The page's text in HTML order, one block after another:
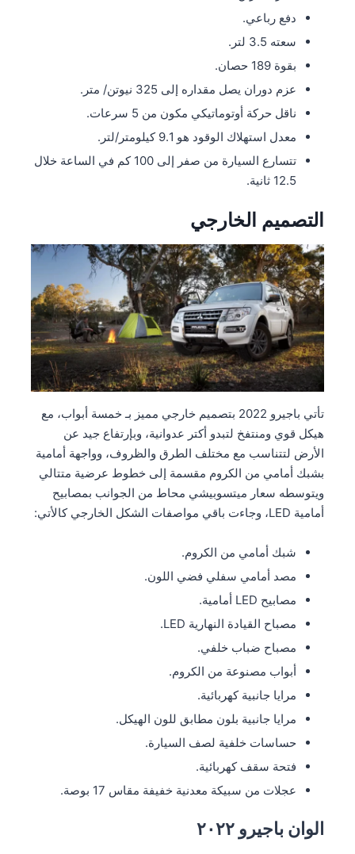
دفع رباعي.
سعته 3.5 لتر.
بقوة 189 حصان.
عزم دوران يصل مقداره إلى 325 نيوتن/ متر.
ناقل حركة أوتوماتيكي مكون من 5 سرعات.
معدل استهلاك الوقود هو 9.1 كيلومتر/لتر.
تتسارع السيارة من صفر إلى 100 كم في الساعة خلال
12.5 ثانية.
التصميم الخارجي
تأتي باجيرو 2022 بتصميم خارجي مميز بـ خمسة أبواب، مع
هيكل قوي ومنتفخ لتبدو أكتر عدوانية، وبإرتفاع جيد عن
الأرض لتتناسب مع مختلف الطرق والظروف، وواجهة أمامية
بشبك أمامي من الكروم مقسمة إلى خطوط عرضية متتالي
ويتوسطه سعار ميتسوبيشي محاط من الجوانب بمصابيح
أمامية LED، وجاءت باقي مواصفات الشكل الخارجي كالأتي:
شبك أمامي من الكروم.
مصد أمامي سفلي فضي اللون.
مصابيح LED أمامية.
مصباح القيادة النهارية LED.
مصباح ضباب خلفي.
أبواب مصنوعة من الكروم.
مرايا جانبية كهربائية.
مرايا جانبية بلون مطابق للون الهيكل.
حساسات خلفية لصف السيارة.
فتحة سقف كهربائية.
عجلات من سبيكة معدنية خفيفة مقاس 17 بوصة.
الوان باجيرو ٢٠٢٢